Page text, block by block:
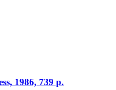
1986, 739 p.